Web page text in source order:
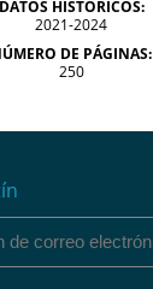
DATOS HISTÓRICOS:
2021-2024
DE PÁGINAS:
250